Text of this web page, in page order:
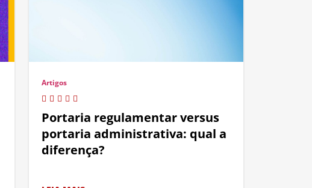
Artigos
Portaria regulamentar versus
portaria administrativa: qual a
diferença?